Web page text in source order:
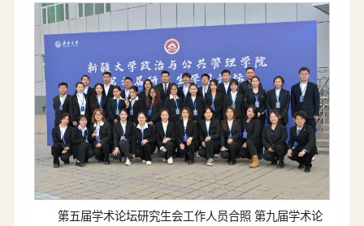
第五届学术论坛研究生会工作人员合照 第九届学术论